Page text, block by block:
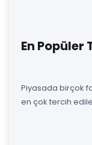
En Popüler
Piyasada birçok
en çok tercih